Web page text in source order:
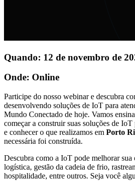
Quando: 12 de novembro de
Onde: Online
Participe do nosso webinar e descubra
desenvolvendo soluções de IoT para
Mundo Conectado de hoje. Vamos
começar a construir suas soluções de
e conhecer o que realizamos em Porto
necessária foi construída.
Descubra como a IoT pode melhorar sua
logística, gestão da cadeia de frio,
hospitalidade, entre outros. Seja você